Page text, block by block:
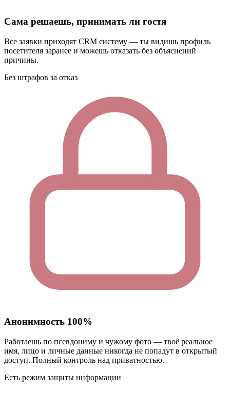
Сама решаешь, принимать ли гостя
Все заявки приходят CRM систему — ты видишь профиль
посетителя заранее и можешь отказать без объяснений
причины.
Без штрафов за отказ
Анонимность 100%
Работаешь по псевдониму и чужому фото — твоё реальное
имя, лицо и личные данные никогда не попадут в открытый
доступ. Полный контроль над приватностью.
Есть режим защиты информации